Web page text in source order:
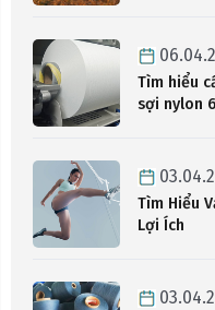
Tìm hiểu
sợi nylon
Tìm Hiểu
Lợi Ích